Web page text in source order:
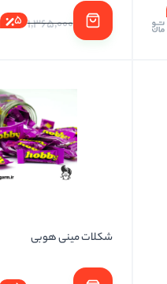
5 1,365,000
شکلات مینی هوبی